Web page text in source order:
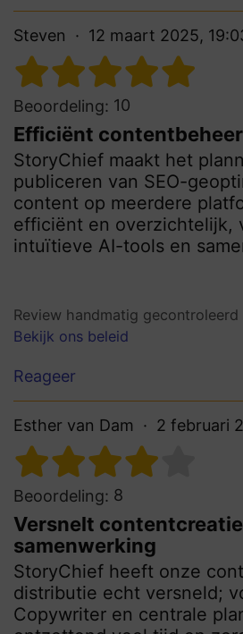
Steven 12 maart 2025,
Beoordeling: 10
Efficiënt
StoryChief maakt het
publiceren van SEO-
content op meerdere
efficiënt en overzichtelijk,
intuïtieve AI-tools en
Review handmatig
Bekijk ons beleid
Reageer
Esther van Dam 2 februari
Beoordeling: 8
Versnelt
samenwerking
StoryChief heeft onze
distributie echt versneld;
Copywriter en centrale